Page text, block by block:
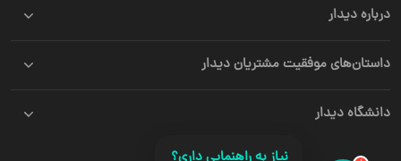
درباره دیدار
داستان‌های موفقیت مشتریان دیدار
دانشگاه دیدار